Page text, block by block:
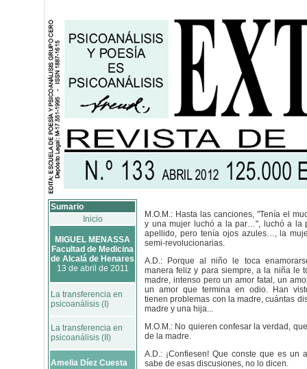
Sumario
Inicio
MIGUEL MENASSA
Facultad de Medicina
de Alcalá de Henares
13 de abril de 2011
La transferencia en
psicoanálisis (I)
La transferencia en
psicoanálisis (II)
Amelia Díez Cuesta
M.O.M.: Hasta las canciones, "Tenía el
y una mujer luchó a la par…", luchó a la
apellido, pero tenía ojos azules…, la
semi-revolucionarias.
A.D.: Porque al niño le toca
manera feliz y para siempre, a la niña le
madre, intenso pero un amor fatal, un
un amor que termina en odio. Han
tienen problemas con la madre, cuántas
madre y una hija...
M.O.M.: No quieren confesar la verdad,
de la madre.
A.D.: ¡Confiesen! Que conste que es un
sabe de esas discusiones, no lo dicen.